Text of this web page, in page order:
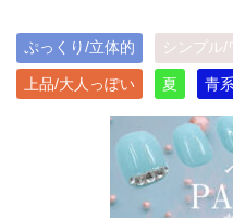
ぷっくり/立体的 シンプル/
上品/大人っぽい 夏 青系